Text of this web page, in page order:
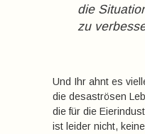
die
zu
Und Ihr ahnt es
die desaströsen
die für die
ist leider nicht,